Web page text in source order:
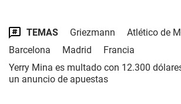
TEMAS Griezmann
Atlético de
Barcelona
Madrid
Francia
Yerry Mina es multado con 12.300
un anuncio de apuestas